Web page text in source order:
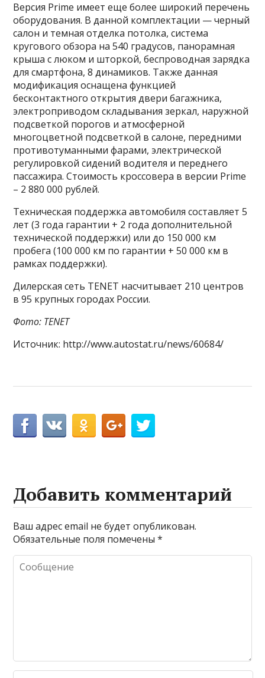
Версия Prime имеет еще более широкий перечень
оборудования. В данной комплектации — черный
салон и темная отделка потолка, система
кругового обзора на 540 градусов, панорамная
крыша с люком и шторкой, беспроводная зарядка
для смартфона, 8 динамиков. Также данная
модификация оснащена функцией
бесконтактного открытия двери багажника,
электроприводом складывания зеркал, наружной
подсветкой порогов и атмосферной
многоцветной подсветкой в салоне, передними
противотуманными фарами, электрической
регулировкой сидений водителя и переднего
пассажира. Стоимость кроссовера в версии Prime
– 2 880 000 рублей.
Техническая поддержка автомобиля составляет 5
лет (3 года гарантии + 2 года дополнительной
технической поддержки) или до 150 000 км
пробега (100 000 км по гарантии + 50 000 км в
рамках поддержки).
Дилерская сеть TENET насчитывает 210 центров
в 95 крупных городах России.
Фото: TENET
Источник: http://www.autostat.ru/news/60684/
Добавить комментарий
Ваш адрес email не будет опубликован.
Обязательные поля помечены*